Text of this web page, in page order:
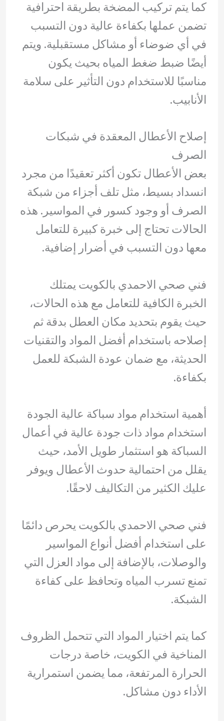
كما يتم تركيب المضخة بطريقة احترافية
تضمن عملها بكفاءة عالية دون التسبب
في أي ضوضاء أو مشاكل مستقبلية. ويتم
أيضًا ضبط ضغط المياه بحيث يكون
مناسبًا للاستخدام دون التأثير على سلامة
الأنابيب.
إصلاح الأعطال المعقدة في شبكات
الصرف
بعض الأعطال تكون أكثر تعقيدًا من مجرد
انسداد بسيط، مثل تلف أجزاء من شبكة
الصرف أو وجود كسور في المواسير. هذه
الحالات تحتاج إلى خبرة كبيرة للتعامل
معها دون التسبب في أضرار إضافية.
فني صحي الاحمدي بالكويت يمتلك
الخبرة الكافية للتعامل مع هذه الحالات،
حيث يقوم بتحديد مكان العطل بدقة ثم
إصلاحه باستخدام أفضل المواد والتقنيات
الحديثة، مع ضمان عودة الشبكة للعمل
بكفاءة.
أهمية استخدام مواد سباكة عالية الجودة
استخدام مواد ذات جودة عالية في أعمال
السباكة هو استثمار طويل الأمد، حيث
يقلل من احتمالية حدوث الأعطال ويوفر
عليك الكثير من التكاليف لاحقًا.
فني صحي الاحمدي بالكويت يحرص دائمًا
على استخدام أفضل أنواع المواسير
والوصلات، بالإضافة إلى مواد العزل التي
تمنع تسرب المياه وتحافظ على كفاءة
الشبكة.
كما يتم اختيار المواد التي تتحمل الظروف
المناخية في الكويت، خاصة درجات
الحرارة المرتفعة، مما يضمن استمرارية
الأداء دون مشاكل.